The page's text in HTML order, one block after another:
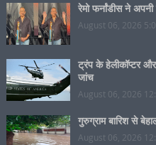
रेमो फर्नांडीस ने
August 06, 2026
ट्रंप के हेलीकॉप्टर
जांच
August 06, 2026
गुरुग्राम बारिश से
August 06, 2026